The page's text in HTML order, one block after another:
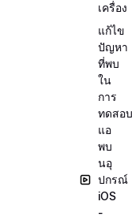
เครื่อง
แก้ไข
ปัญหา
ที่พบ
ใน
การ
ทดสอบ
แอ
พบ
นอุ
ปกรณ์
iOS
-